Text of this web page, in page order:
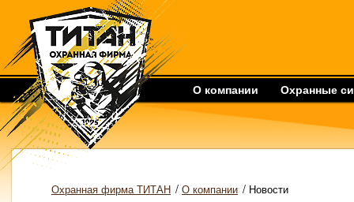
О компании Охранные
Охранная фирма ТИТАН / О компании / Новости